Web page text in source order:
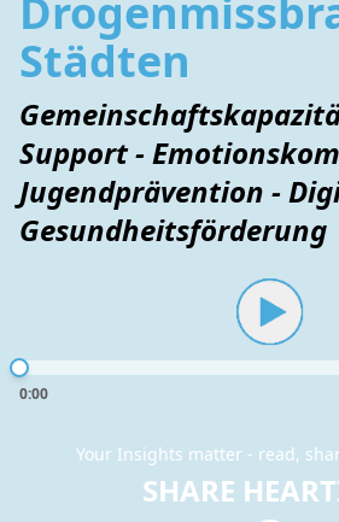
Städten
Support -
Jugendprävention -
Gesundheitsförderung
0:00
Your Insights matter - read,
SHARE